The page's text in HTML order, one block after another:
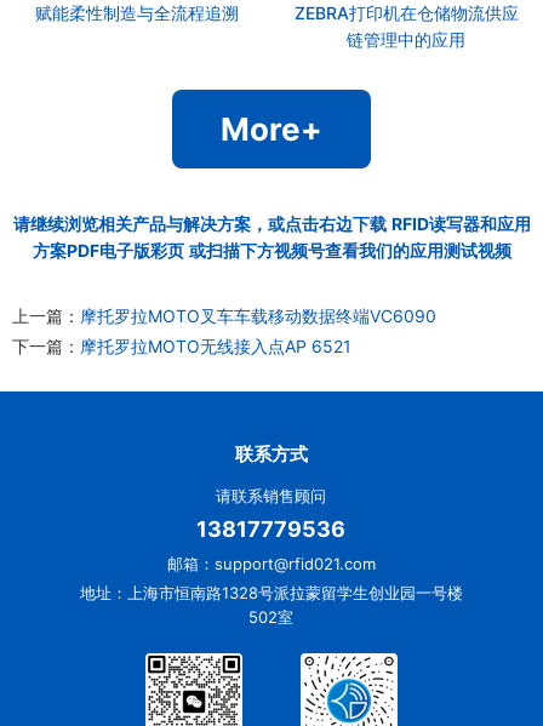
赋能柔性制造与全流程追溯
ZEBRA打印机在仓储物流供应
链管理中的应用
More+
请继续浏览相关产品与解决方案，或点击右边下载 RFID读写器和应用
方案PDF电子版彩页 或扫描下方视频号查看我们的应用测试视频
上一篇： 摩托罗拉MOTO叉车车载移动数据终端VC6090
下一篇： 摩托罗拉MOTO无线接入点AP 6521
联系方式
请联系销售顾问
13817779536
邮箱：support@rfid021.com
地址：上海市恒南路1328号派拉蒙留学生创业园一号楼
502室